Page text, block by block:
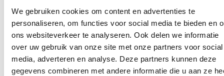
We gebruiken cookies om content en advertenties te
personaliseren, om functies voor social media te bieden en
ons websiteverkeer te analyseren. Ook delen we informatie
over uw gebruik van onze site met onze partners voor social
media, adverteren en analyse. Deze partners kunnen deze
gegevens combineren met andere informatie die u aan ze
Kies kleur/maat
€ 48,35 € 61,98excl BTW
€ 58,50 € 75,- incl BTW